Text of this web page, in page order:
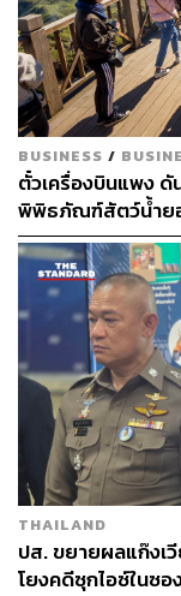
Bana Hills บาน
ด้านหนึ่งของเมือง
ทั้งปี ซึ่งถูกเรียกว่า
ปลูกกันอย่างแน่น
อากาศของเจ้าอา
ย่อมๆ ที่พร้อมไปด้
ที่ซ่อนตัวอยู่ตามอา
ถ่ายรูปในอากาศหน
ยุโรปอย่างไรอย่าง
BUSINESS /
ตั๋วเครื่องบินแพง ดั
พิพิธภัณฑ์สัตว์น้ำย
THAILAND
ปส. ขยายผลแก๊งเ
โยงคดีซุกไอซ์ในซ